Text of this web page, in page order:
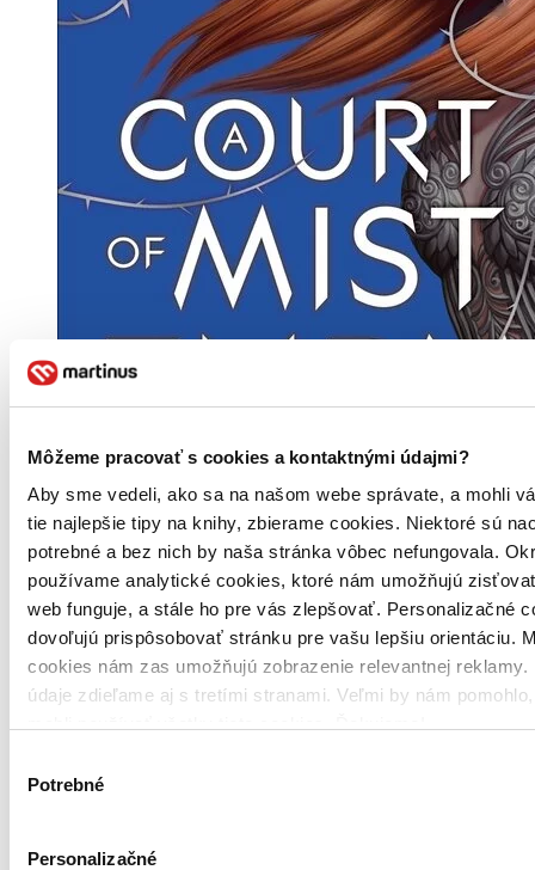
Môžeme pracovať s cookies a kontaktnými údajmi?
Aby sme vedeli, ako sa na našom webe správate, a mohli
tie najlepšie tipy na knihy, zbierame cookies. Niektoré sú
potrebné a bez nich by naša stránka vôbec nefungovala.
používame analytické cookies, ktoré nám umožňujú
web funguje, a stále ho pre vás zlepšovať. Personalizačné
dovoľujú prispôsobovať stránku pre vašu lepšiu orientáciu.
cookies nám zas umožňujú zobrazenie relevantnej reklamy.
údaje zdieľame aj s tretími stranami. Veľmi by nám
súhlasu
Potrebné
Personalizačné
Brožovaná väzba
Angličtina, 2016
Vypredané
nepredali posledné kusy.